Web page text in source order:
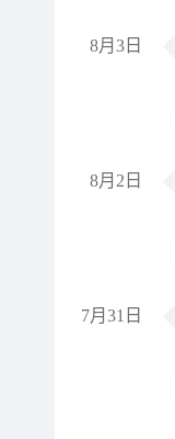
8月3日
8月2日
7月31日